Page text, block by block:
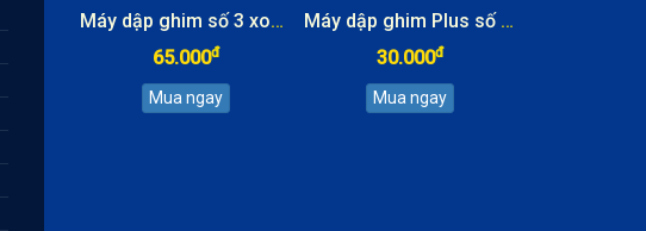
Máy dập ghim số 3 xoay Deli
65.000đ
Máy dập ghim Plus số 10
30.000đ